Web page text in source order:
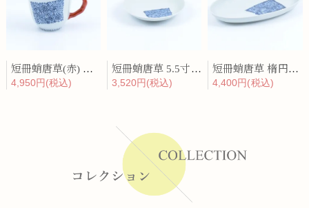
短冊蛸唐草(赤) マグカップ
4,950円(税込)
短冊蛸唐草 5.5寸深皿
3,520円(税込)
短冊蛸唐草 楕円深皿(中)
4,400円(税込)